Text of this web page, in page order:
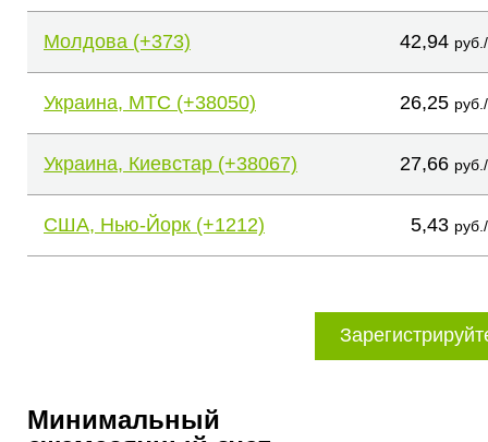
Молдова (+373) 42,94
Украина, МТС (+38050) 26,25
Украина, Киевстар (+38067) 27,66
США, Нью-Йорк (+1212) 5,43
Минимальный